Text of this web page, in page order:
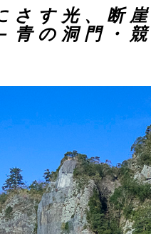
さす光、断
青の洞門・